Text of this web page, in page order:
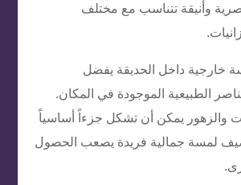
وأنيقة تتناسب مع مختلف
خارجية داخل الحديقة يفضل
الطبيعية الموجودة في المكان.
والزهور يمكن أن تشكل جزءاً أساسياً
لمسة جمالية فريدة يصعب الحصول